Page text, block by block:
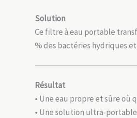
Solution
Ce filtre à eau portable
% des bactéries hydriques
Résultat
• Une eau propre et sûre où
• Une solution ultra-